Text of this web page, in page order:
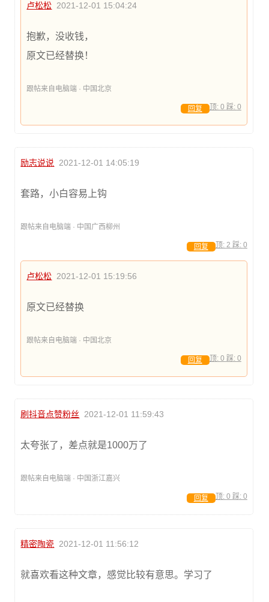
卢松松 2021-12-01 15:04:24
抱歉，没收钱，
原文已经替换！
跟帖来自电脑端 · 中国北京
顶: 0 踩: 0
回复
励志说说 2021-12-01 14:05:19
套路，小白容易上钩
跟帖来自电脑端 · 中国广西柳州
顶: 2 踩: 0
回复
卢松松 2021-12-01 15:19:56
原文已经替换
跟帖来自电脑端 · 中国北京
顶: 0 踩: 0
回复
刷抖音点赞粉丝 2021-12-01 11:59:43
太夸张了，差点就是1000万了
跟帖来自电脑端 · 中国浙江嘉兴
顶: 0 踩: 0
回复
精密陶瓷 2021-12-01 11:56:12
就喜欢看这种文章，感觉比较有意思。学习了